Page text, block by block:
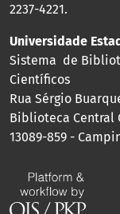
2237-4221.
Universidade
Sistema de
Científicos
Rua Sérgio
Biblioteca Central
13089-859 -